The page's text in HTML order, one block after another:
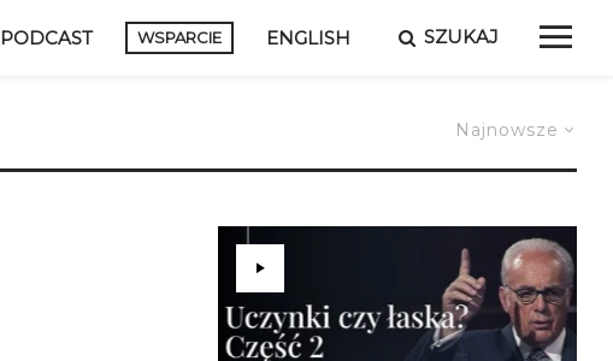
PODCAST WSPARCIE ENGLISH SZUKAJ
Najnowsze